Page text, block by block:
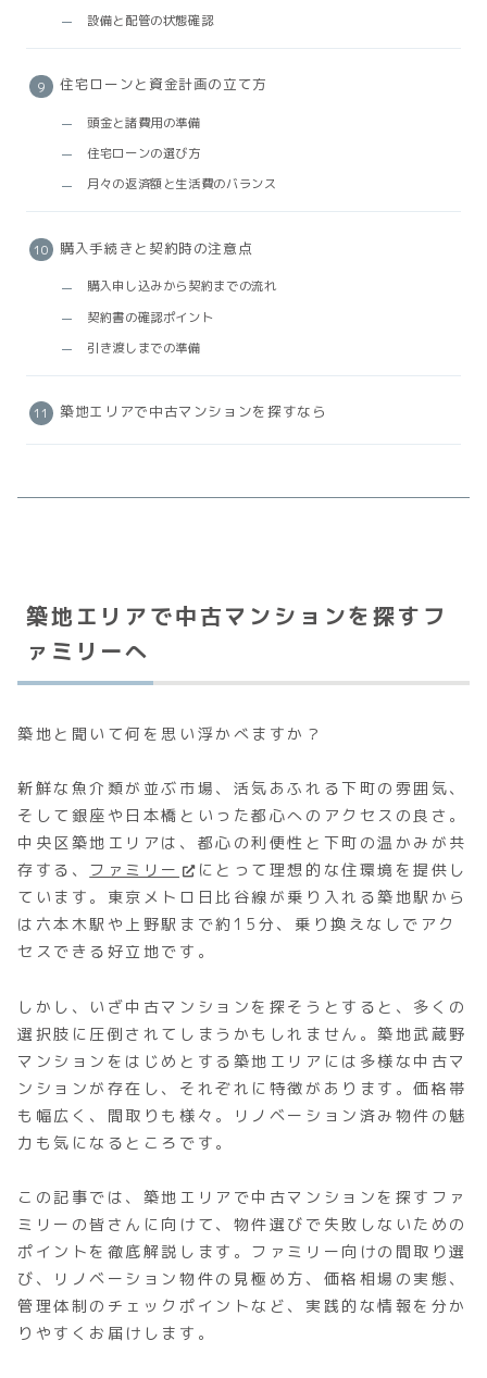
設備と配管の状態確認
住宅ローンと資金計画の立て方
頭金と諸費用の準備
住宅ローンの選び方
月々の返済額と生活費のバランス
購入手続きと契約時の注意点
購入申し込みから契約までの流れ
契約書の確認ポイント
引き渡しまでの準備
築地エリアで中古マンションを探すなら
築地エリアで中古マンションを探すフ
ァミリーへ
築地と聞いて何を思い浮かべますか？
新鮮な魚介類が並ぶ市場、活気あふれる下町の雰囲気、
そして銀座や日本橋といった都心へのアクセスの良さ。
中央区築地エリアは、都心の利便性と下町の温かみが共
存する、 ファミリー
にとって理想的な住環境を提供し
ています。東京メトロ日比谷線が乗り入れる築地駅から
は六本木駅や上野駅まで約15分、乗り換えなしでアク
セスできる好立地です。
しかし、いざ中古マンションを探そうとすると、多くの
選択肢に圧倒されてしまうかもしれません。築地武蔵野
マンションをはじめとする築地エリアには多様な中古マ
ンションが存在し、それぞれに特徴があります。価格帯
も幅広く、間取りも様々。リノベーション済み物件の魅
力も気になるところです。
この記事では、築地エリアで中古マンションを探すファ
ミリーの皆さんに向けて、物件選びで失敗しないための
ポイントを徹底解説します。ファミリー向けの間取り選
び、リノベーション物件の見極め方、価格相場の実態、
管理体制のチェックポイントなど、実践的な情報を分か
りやすくお届けします。